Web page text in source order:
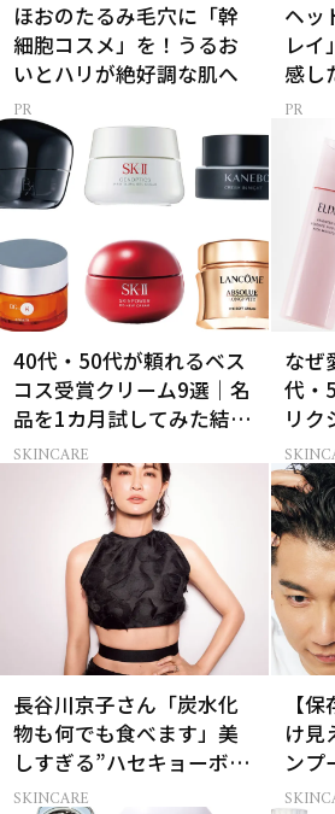
ほおのたるみ毛穴に「幹
細胞コスメ」を！うるお
いとハリが絶好調な肌へ
ヘッ
レイ
感し
40代・50代が頼れるベス
コス受賞クリーム9選｜名
品を1カ月試してみた結果
は？
SKINCARE
なぜ
代・
リク
受賞
長谷川京子さん「炭水化
物も何でも食べます」美
しすぎる”ハセキョーボデ
ィ”を作る秘訣
SKINCARE
【
け見
ンプ